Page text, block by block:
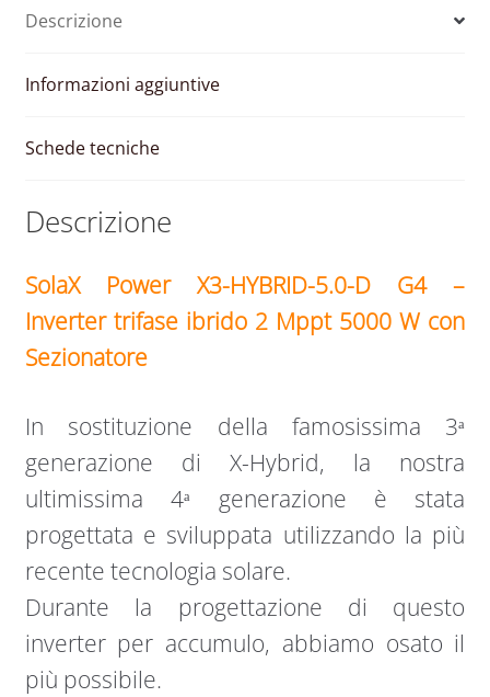
Descrizione
Informazioni aggiuntive
Schede tecniche
Descrizione
SolaX Power X3-HYBRID-5.0-D G4 –
Inverter trifase ibrido 2 Mppt 5000 W con
Sezionatore
In sostituzione della famosissima 3ᵃ
generazione di X-Hybrid, la nostra
ultimissima 4ᵃ generazione è stata
progettata e sviluppata utilizzando la più
recente tecnologia solare.
Durante la progettazione di questo
inverter per accumulo, abbiamo osato il
più possibile.